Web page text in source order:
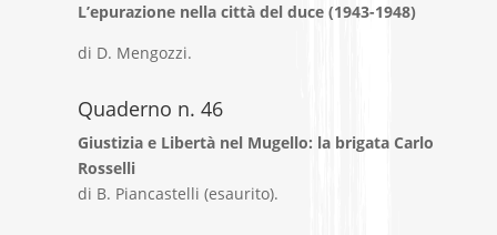
L’epurazione nella città del duce (1943-1948)
di D. Mengozzi.
Quaderno n. 46
Giustizia e Libertà nel Mugello: la brigata Carlo
Rosselli
di B. Piancastelli (esaurito).